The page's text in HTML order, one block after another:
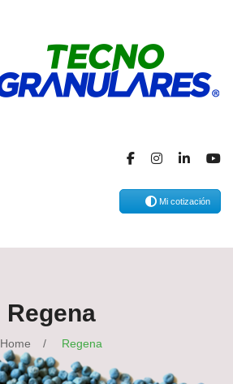
Mi cotización
Regena
Home / Regena